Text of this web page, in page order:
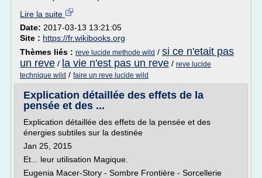
Lire la suite
Date: 2017-03-13 13:21:05
Site : https://fr.wikibooks.org
Thèmes liés : reve lucide methode wild / si ce n'etait pas
un reve / la vie n'est pas un reve / reve lucide
technique wild / faire un reve lucide wild
Explication détaillée des effets de la
pensée et des ...
Explication détaillée des effets de la pensée et des
énergies subtiles sur la destinée
Jan 25, 2015
Et... leur utilisation Magique.
Eugenia Macer-Story - Sombre Frontière - Sorcellerie